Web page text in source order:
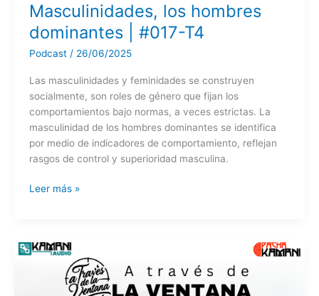
Masculinidades, los hombres
dominantes | #017-T4
Podcast/ 26/06/2025
Las masculinidades y feminidades se construyen
socialmente, son roles de género que fijan los
comportamientos bajo normas, a veces estrictas. La
masculinidad de los hombres dominantes se identifica
por medio de indicadores de comportamiento, reflejan
rasgos de control y superioridad masculina.
Masculinidades,
|
Leer más »